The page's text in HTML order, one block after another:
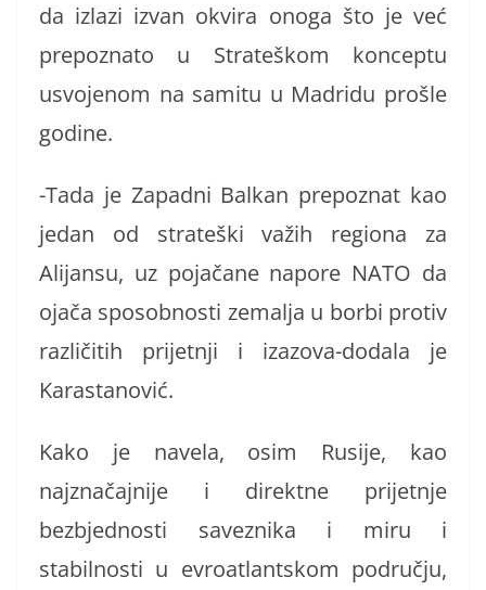
da izlazi izvan okvira onoga što je već
prepoznato u Strateškom konceptu
usvojenom na samitu u Madridu prošle
godine.
-Tada je Zapadni Balkan prepoznat kao
jedan od strateški važih regiona za
Alijansu, uz pojačane napore NATO da
ojača sposobnosti zemalja u borbi protiv
različitih prijetnji i izazova-dodala je
Karastanović.
Kako je navela, osim Rusije, kao
najznačajnije i direktne prijetnje
bezbjednosti saveznika i miru i
stabilnosti u evroatlantskom području,